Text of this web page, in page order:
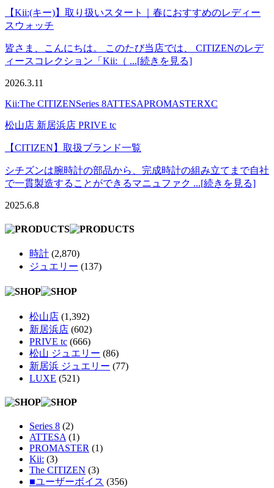
【Kii:(キー)】取り扱いスタート｜春におすすめのレディー
スウォッチ
皆さま、こんにちは。 このたび当店では、 CITIZENのレデ
ィースコレクション「Kii:（ ...[続きを見る]
2026.3.11
Kii:The CITIZENSeries 8ATTESAPROMASTERXC
松山店 新居浜店 PRIVE tc
【CITIZEN】取扱ブランド一覧
シチズンは腕時計の部品から、完成時計の組み立てまで自社
で一貫製造することができるマニュファク ...[続きを見る]
2025.6.8
時計 (2,870)
ジュエリー (137)
松山店 (1,392)
新居浜店 (602)
PRIVE tc (666)
松山 ジュエリー (86)
新居浜 ジュエリー (77)
LUXE (521)
Series 8 (2)
ATTESA (1)
PROMASTER (1)
Kii: (3)
The CITIZEN (3)
■ユーザーボイス (356)